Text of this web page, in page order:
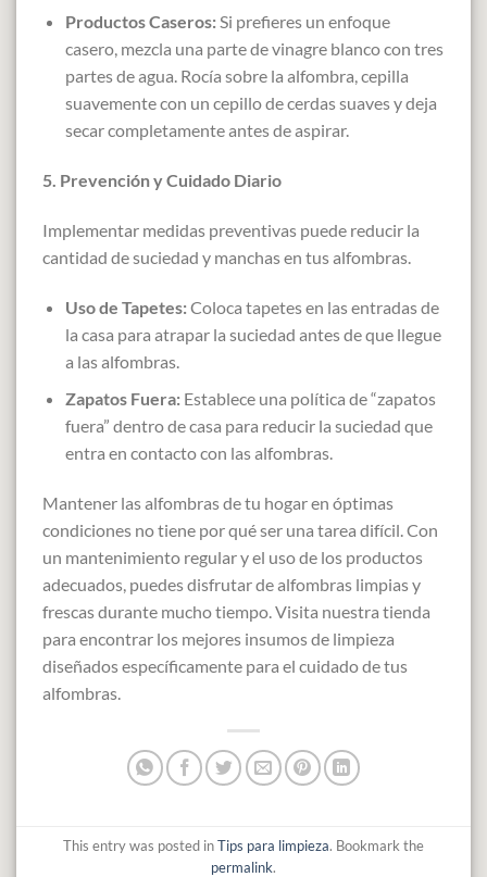
Productos Caseros:Si prefieres un enfoque
casero, mezcla una parte de vinagre blanco con tres
partes de agua. Rocía sobre la alfombra, cepilla
suavemente con un cepillo de cerdas suaves y deja
secar completamente antes de aspirar.
5. Prevención y Cuidado Diario
Implementar medidas preventivas puede reducir la
cantidad de suciedad y manchas en tus alfombras.
Uso de Tapetes:Coloca tapetes en las entradas de
la casa para atrapar la suciedad antes de que llegue
a las alfombras.
Zapatos Fuera:Establece una política de “zapatos
fuera” dentro de casa para reducir la suciedad que
entra en contacto con las alfombras.
Mantener las alfombras de tu hogar en óptimas
condiciones no tiene por qué ser una tarea difícil. Con
un mantenimiento regular y el uso de los productos
adecuados, puedes disfrutar de alfombras limpias y
frescas durante mucho tiempo. Visita nuestra tienda
para encontrar los mejores insumos de limpieza
diseñados específicamente para el cuidado de tus
alfombras.
This entry was posted inTips para limpieza. Bookmark the
permalink.